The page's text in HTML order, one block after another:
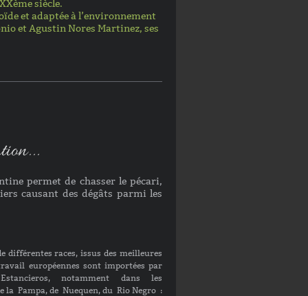
siècle.
et adaptée à l’environnement
et Agustin Nores Martinez, ses
permet de chasser le pécari,
causant des dégâts parmi les
différentes races, issus des meilleures
européennes sont importées par
notamment dans les
la Pampa, de Nuequen, du Rio Negro :